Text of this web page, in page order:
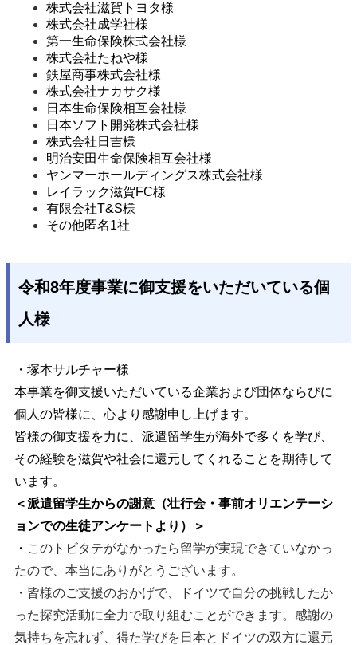
株式会社滋賀トヨタ様
株式会社成学社様
第一生命保険株式会社様
株式会社たねや様
鉄屋商事株式会社様
株式会社ナカサク様
日本生命保険相互会社様
日本ソフト開発株式会社様
株式会社日吉様
明治安田生命保険相互会社様
ヤンマーホールディングス株式会社様
レイラック滋賀FC様
有限会社T&S様
その他匿名1社
令和8年度事業に御支援をいただいている個
人様
・塚本サルチャー様
本事業を御支援いただいている企業および団体ならびに
個人の皆様に、心より感謝申し上げます。
皆様の御支援を力に、派遣留学生が海外で多くを学び、
その経験を滋賀や社会に還元してくれることを期待して
います。
＜派遣留学生からの謝意（壮行会・事前オリエンテーシ
ョンでの生徒アンケートより）＞
・ このトビタテがなかったら留学が実現できていなかっ
たので、本当にありがとうございます。
・皆様のご支援のおかげで、ドイツで自分の挑戦したか
った探究活動に全力で取り組むことができます。感謝の
気持ちを忘れず、得た学びを日本とドイツの双方に還元